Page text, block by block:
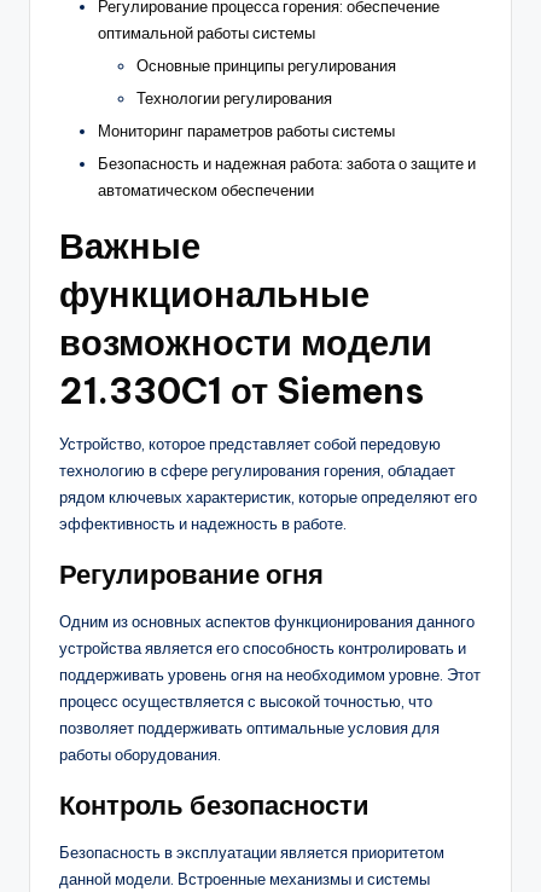
Регулирование процесса горения: обеспечение
оптимальной работы системы
Основные принципы регулирования
Технологии регулирования
Мониторинг параметров работы системы
Безопасность и надежная работа: забота о защите и
автоматическом обеспечении
Важные
функциональные
возможности модели
21.330C1 от Siemens
Устройство, которое представляет собой передовую
технологию в сфере регулирования горения, обладает
рядом ключевых характеристик, которые определяют его
эффективность и надежность в работе.
Регулирование огня
Одним из основных аспектов функционирования данного
устройства является его способность контролировать и
поддерживать уровень огня на необходимом уровне. Этот
процесс осуществляется с высокой точностью, что
позволяет поддерживать оптимальные условия для
работы оборудования.
Контроль безопасности
Безопасность в эксплуатации является приоритетом
данной модели. Встроенные механизмы и системы